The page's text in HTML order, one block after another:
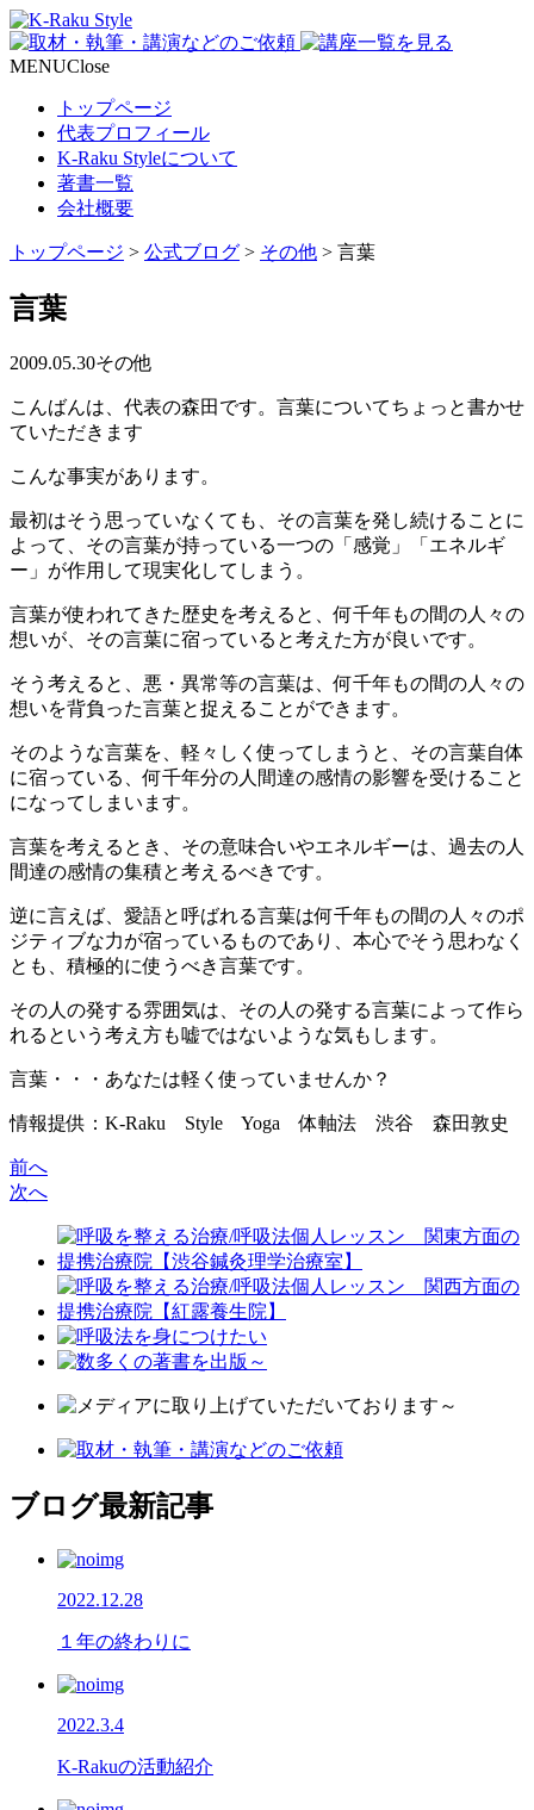
MENUClose
トップページ
代表プロフィール
K-Raku Styleについて
著書一覧
会社概要
トップページ > 公式ブログ > その他 > 言葉
言葉
2009.05.30その他
こんばんは、代表の森田です。言葉についてちょっと書かせ
ていただきます
こんな事実があります。
最初はそう思っていなくても、その言葉を発し続けることに
よって、その言葉が持っている一つの「感覚」「エネルギ
ー」が作用して現実化してしまう。
言葉が使われてきた歴史を考えると、何千年もの間の人々の
想いが、その言葉に宿っていると考えた方が良いです。
そう考えると、悪・異常等の言葉は、何千年もの間の人々の
想いを背負った言葉と捉えることができます。
そのような言葉を、軽々しく使ってしまうと、その言葉自体
に宿っている、何千年分の人間達の感情の影響を受けること
になってしまいます。
言葉を考えるとき、その意味合いやエネルギーは、過去の人
間達の感情の集積と考えるべきです。
逆に言えば、愛語と呼ばれる言葉は何千年もの間の人々のポ
ジティブな力が宿っているものであり、本心でそう思わなく
とも、積極的に使うべき言葉です。
その人の発する雰囲気は、その人の発する言葉によって作ら
れるという考え方も嘘ではないような気もします。
言葉・・・あなたは軽く使っていませんか？
情報提供：K-Raku Style Yoga 体軸法 渋谷 森田敦史
前へ
次へ
ブログ最新記事
2022.12.28
１年の終わりに
2022.3.4
K-Rakuの活動紹介